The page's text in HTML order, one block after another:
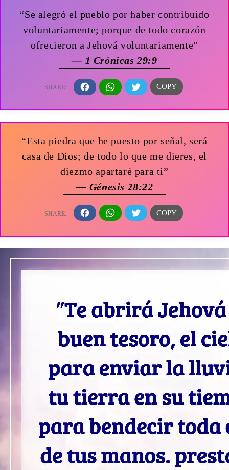
“Se alegró el pueblo por haber contribuido
voluntariamente; porque de todo corazón
ofrecieron a Jehová voluntariamente”
— 1 Crónicas 29:9
“Esta piedra que he puesto por señal, será
casa de Dios; de todo lo que me dieres, el
diezmo apartaré para ti”
— Génesis 28:22